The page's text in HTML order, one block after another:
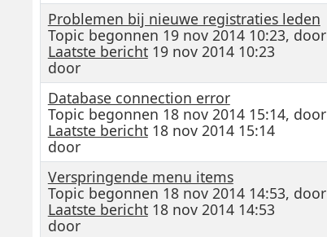
Problemen bij nieuwe registraties leden
Topic begonnen 19 nov 2014 10:23, door
Laatste bericht19 nov 2014 10:23
door
Database connection error
Topic begonnen 18 nov 2014 15:14, door
Laatste bericht18 nov 2014 15:14
door
Verspringende menu items
Topic begonnen 18 nov 2014 14:53, door
Laatste bericht18 nov 2014 14:53
door